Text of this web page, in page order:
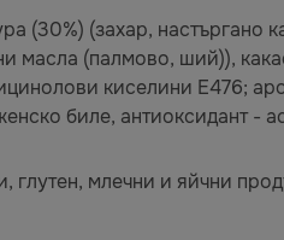
(30%) (захар,
масла (палмово, ший)),
киселини Е476;
биле, антиоксидант
глутен, млечни и яйчни